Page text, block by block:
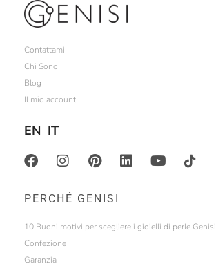
Contattami
Chi Sono
Blog
Il mio account
EN IT
PERCHÉ GENISI
10 Buoni motivi per scegliere i gioielli di perle Genisi
Confezione
Garanzia